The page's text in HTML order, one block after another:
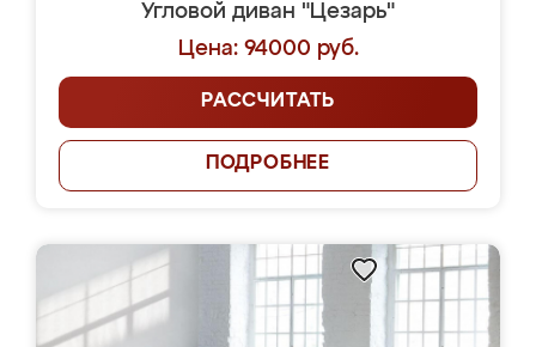
Угловой диван "Цезарь"
Цена: 94000 руб.
РАССЧИТАТЬ
ПОДРОБНЕЕ